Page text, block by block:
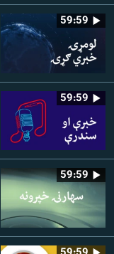
59:59
59:59
59:59